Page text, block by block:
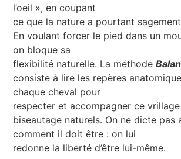
l’oeil », en coupant
ce que la nature a pourtant
En voulant forcer le pied dans un
on bloque sa
flexibilité naturelle. La méthode
consiste à lire les repères
chaque cheval pour
respecter et accompagner ce
biseautage naturels. On ne dicte pas
comment il doit être : on lui
redonne la liberté d’être lui-même.